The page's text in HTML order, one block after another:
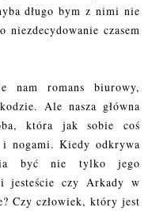
długo bym z nimi nie
czasem
nam romans biurowy,
Ale nasza główna
która jak sobie coś
nogami. Kiedy odkrywa
być nie tylko jego
jesteście czy Arkady w
Czy człowiek, który jest